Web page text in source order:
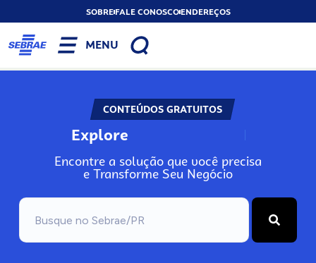
SOBREFALE CONOSCOENDEREÇOS
MENU
CONTEÚDOS GRATUITOS
Explore N
Encontre a solução que você precisa
e Transforme Seu Negócio